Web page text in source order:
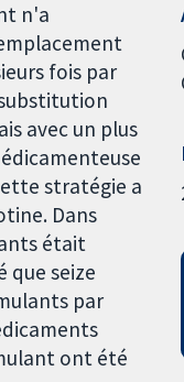
n'a
fois par
avec un plus
stratégie a
Dans
était
que seize
par
ont été